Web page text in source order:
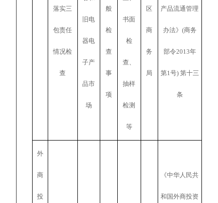
落实三
包责任
情况检
查
旧电
器电
子产
品市
场
般
检
查
事
项
书面
检
查、
抽样
检测
等
区
商
务
局
产品流通管理
办法》(商务
部令2013年
第1号) 第十三
条
外
商
投
《中华人民共
和国外商投资